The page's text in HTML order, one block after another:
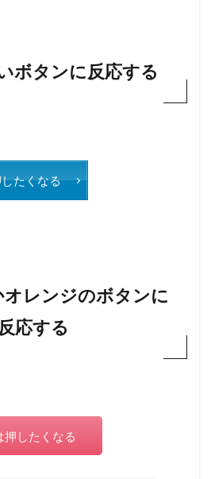
ボタンに反応する
たくなる
レンジのボタンに
反応する
押したくなる